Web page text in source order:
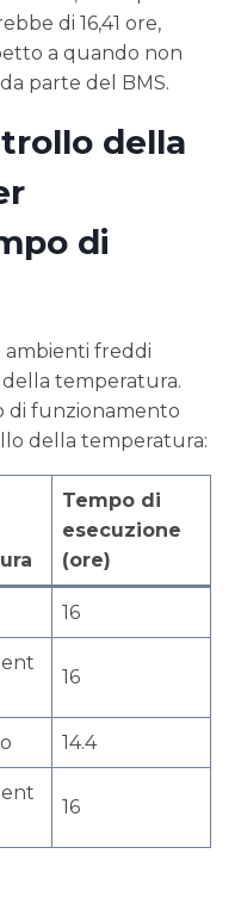
di 16,41 ore,
a quando non
parte del BMS.
della
di
ambienti freddi
temperatura.
di funzionamento
della temperatura:
Tempo di
esecuzione
(ore)
16
16
14.4
16